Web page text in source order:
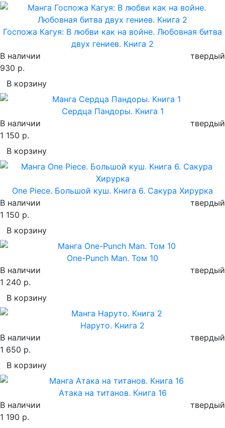
Госпожа Кагуя: В любви как на войне. Любовная битва
двух гениев. Книга 2
В наличии
твердый
930 р.
В корзину
Сердца Пандоры. Книга 1
В наличии
твердый
1 150 р.
В корзину
One Piece. Большой куш. Книга 6. Сакура Хирурка
В наличии
твердый
1 150 р.
В корзину
One-Punch Man. Том 10
В наличии
твердый
1 240 р.
В корзину
Наруто. Книга 2
В наличии
твердый
1 650 р.
В корзину
Атака на титанов. Книга 16
В наличии
твердый
1 190 р.